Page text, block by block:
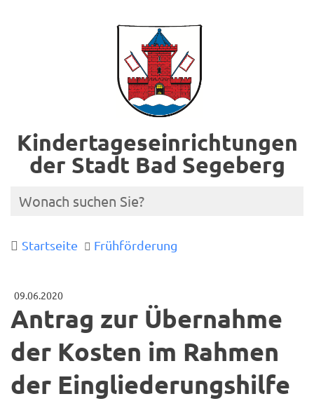
Kindertageseinrichtungen
der Stadt Bad Segeberg
Startseite Frühförderung
09.06.2020
Antrag zur Übernahme
der Kosten im Rahmen
der Eingliederungshilfe